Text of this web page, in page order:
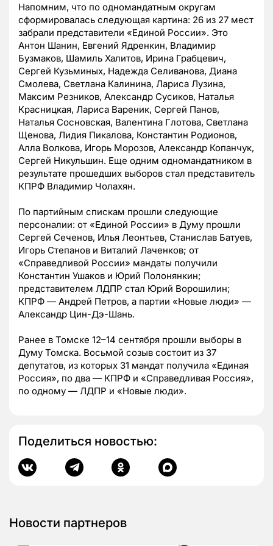
Напомним, что по одномандатным округам
сформировалась следующая картина: 26 из 27 мест
забрали представители «Единой России». Это
Антон Шанин, Евгений Ядренкин, Владимир
Бузмаков, Шамиль Халитов, Ирина Грабцевич,
Сергей Кузьминых, Надежда Селиванова, Диана
Смолева, Светлана Калинина, Лариса Лузина,
Максим Резников, Александр Сусиков, Наталья
Красницкая, Лариса Вареник, Сергей Панов,
Наталья Сосновская, Валентина Глотова, Светлана
Щенова, Лидия Пикалова, Константин Родионов,
Алла Волкова, Игорь Морозов, Александр Копанчук,
Сергей Никульшин. Еще одним одномандатником в
результате прошедших выборов стал представитель
КПРФ Владимир Чолахян.
По партийным спискам прошли следующие
персоналии: от «Единой России» в Думу прошли
Сергей Сеченов, Илья Леонтьев, Станислав Батуев,
Игорь Степанов и Виталий Лаченков; от
«Справедливой России» мандаты получили
Константин Ушаков и Юрий Полонянкин;
представителем ЛДПР стал Юрий Ворошилин;
КПРФ — Андрей Петров, а партии «Новые люди» —
Александр Цин-Дэ-Шань.
Ранее в Томске 12–14 сентября прошли выборы в
Думу Томска. Восьмой созыв состоит из 37
депутатов, из которых 31 мандат получила «Единая
Россия», по два — КПРФ и «Справедливая Россия»,
по одному — ЛДПР и «Новые люди».
Поделиться новостью:
Новости партнеров